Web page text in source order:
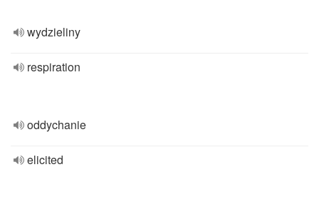
wydzieliny
respiration
oddychanie
elicited